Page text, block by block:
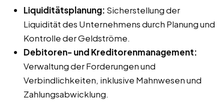
Liquiditätsplanung: Sicherstellung der
Liquidität des Unternehmens durch Planung und
Kontrolle der Geldströme.
Debitoren- und Kreditorenmanagement:
Verwaltung der Forderungen und
Verbindlichkeiten, inklusive Mahnwesen und
Zahlungsabwicklung.